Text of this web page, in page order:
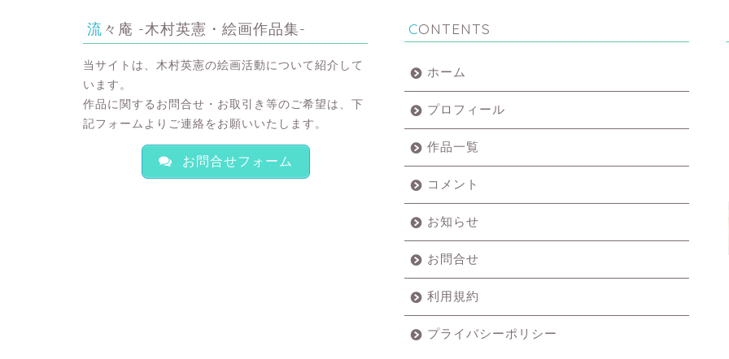
流々庵 -木村英憲・絵画作品集-
当サイトは、木村英憲の絵画活動について紹介して
います。
作品に関するお問合せ・お取引き等のご希望は、下
記フォームよりご連絡をお願いいたします。
お問合せフォーム
CONTENTS
ホーム
プロフィール
作品一覧
コメント
お知らせ
お問合せ
利用規約
プライバシーポリシー